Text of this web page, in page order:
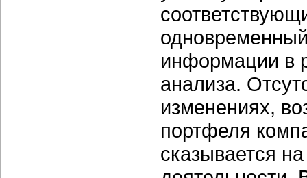
информации в
анализа.
изменениях,
портфеля
сказывается